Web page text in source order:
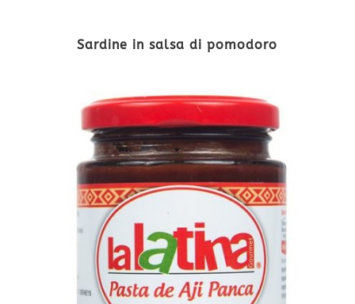
Sardine in salsa di pomodoro